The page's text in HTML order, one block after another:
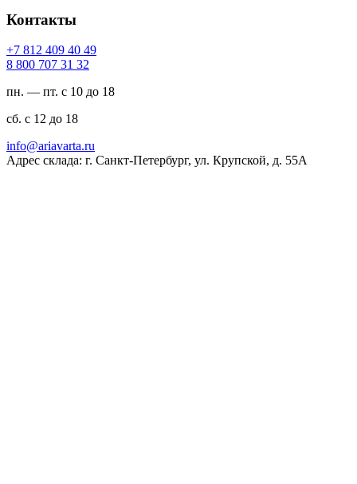
Контакты
94 04 904 218 7+
23 13 707 008 8
пн. — пт. с 10 до 18
сб. с 12 до 18
ur.atravaira@ofni
Адрес склада: г. Санкт-Петербург, ул. Крупской, д. 55А